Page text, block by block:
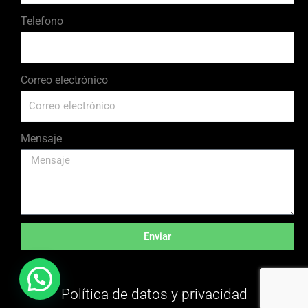
Telefono
Correo electrónico
Mensaje
Enviar
Política de datos y privacidad